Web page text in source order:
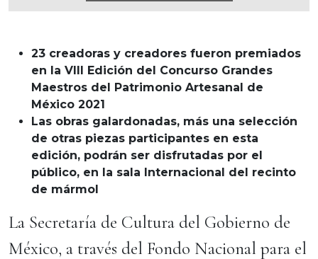
23 creadoras y creadores fueron premiados
en la VIII Edición del Concurso Grandes
Maestros del Patrimonio Artesanal de
México 2021
Las obras galardonadas, más una selección
de otras piezas participantes en esta
edición, podrán ser disfrutadas por el
público, en la sala Internacional del recinto
de mármol
La Secretaría de Cultura del Gobierno de
México, a través del Fondo Nacional para el